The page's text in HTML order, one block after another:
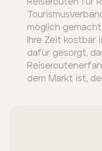
die „Pink City“, das
in dem Sie auf die
Vergangenheit
Mahal und der
möglich
Ihre Zeit kostbar
dafür gesorgt,
dem Markt ist,